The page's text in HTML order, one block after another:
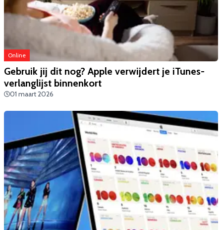
Online
Gebruik jij dit nog? Apple verwijdert je iTunes-
verlanglijst binnenkort
01 maart 2026